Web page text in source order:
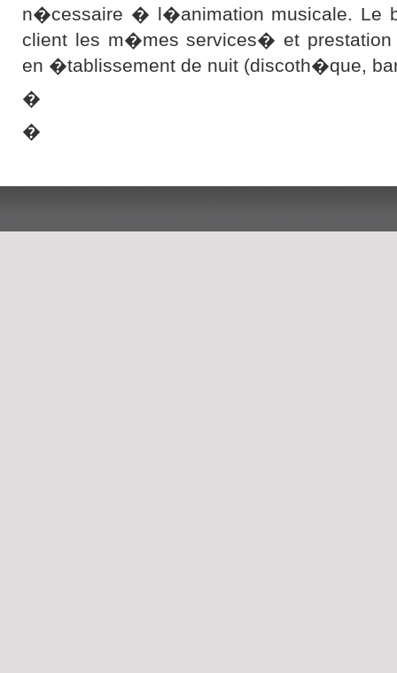
n�cessaire � l�animation musicale. Le
client les m�mes services� et
en �tablissement de nuit (discoth�que,
�
�